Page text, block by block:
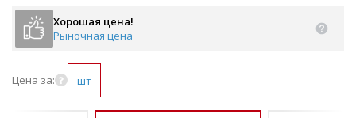
Хорошая цена!
Рыночная цена
Цена за: шт